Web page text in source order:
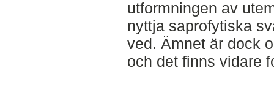
utformningen av
nyttja saprofytiska
ved. Ämnet är dock
och det finns vidare